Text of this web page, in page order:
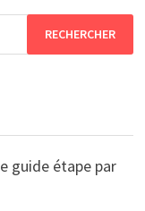
guide étape par